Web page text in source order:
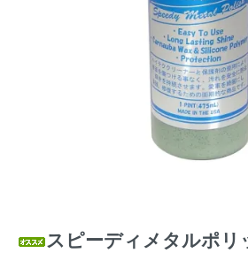
スピーディメタルポリ